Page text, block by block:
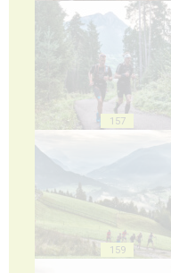
157
159